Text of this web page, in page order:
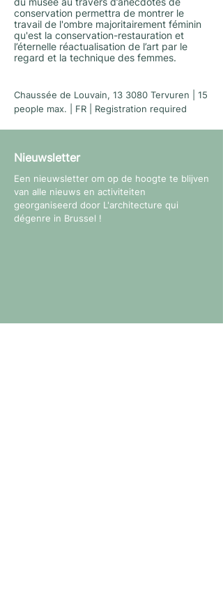
conservation permettra de montrer le
travail de l'ombre majoritairement féminin
qu'est la conservation-restauration et
l’éternelle réactualisation de l’art par le
regard et la technique des femmes.
Chaussée de Louvain, 13 3080 Tervuren | 15
people max. | FR | Registration required
Nieuwsletter
Een nieuwsletter om op de hoogte te blijven
van alle nieuws en activiteiten
georganiseerd door L'architecture qui
dégenre in Brussel !